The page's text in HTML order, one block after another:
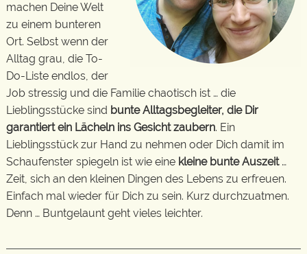
machen Deine Welt
zu einem bunteren
Ort. Selbst wenn der
Alltag grau, die To-
Do-Liste endlos, der
Job stressig und die Familie chaotisch ist … die
Lieblingsstücke sind bunte Alltagsbegleiter, die Dir
garantiert ein Lächeln ins Gesicht zaubern. Ein
Lieblingsstück zur Hand zu nehmen oder Dich damit im
Schaufenster spiegeln ist wie eine kleine bunte Auszeit…
Zeit, sich an den kleinen Dingen des Lebens zu erfreuen.
Einfach mal wieder für Dich zu sein. Kurz durchzuatmen.
Denn … Buntgelaunt geht vieles leichter.